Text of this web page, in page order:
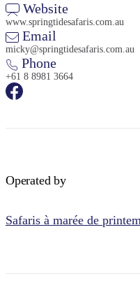
Website
www.springtidesafaris.com.au
Email
micky@springtidesafaris.com.au
Phone
+61 8 8981 3664
Operated by
Safaris à marée de